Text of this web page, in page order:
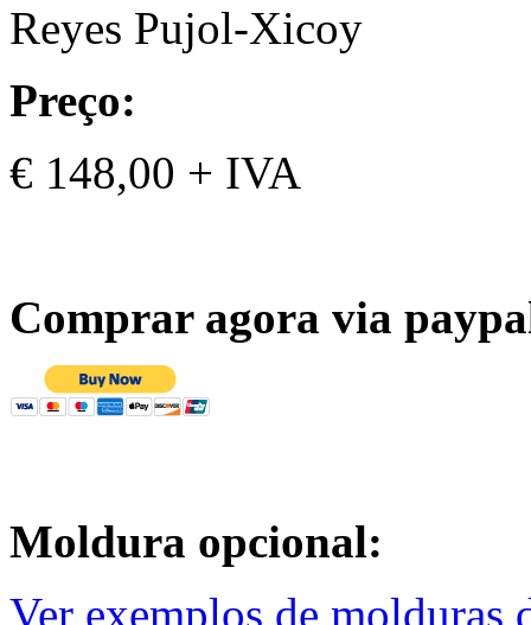
Reyes Pujol-Xicoy
Preço:
€ 148,00 + IVA
Comprar agora via
Moldura opcional:
Ver exemplos de molduras